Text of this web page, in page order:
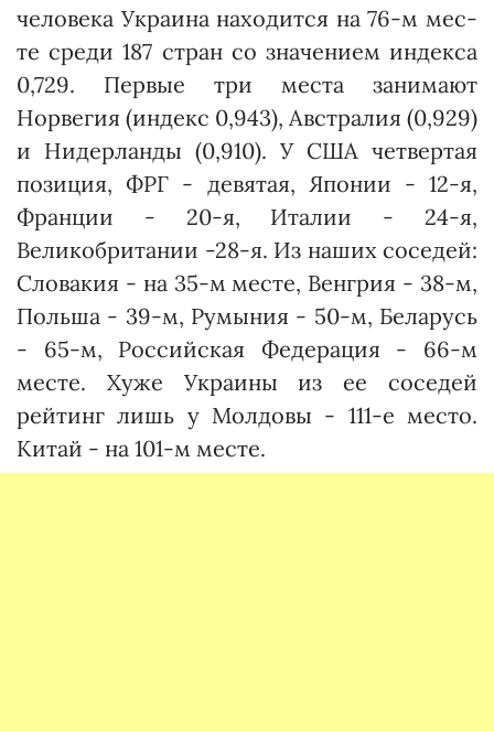
человека Украина находится на 76-м мес­
те среди 187 стран со значением индекса
0,729. Первые три места занимают
Норвегия (индекс 0,943), Австралия (0,929)
и Нидерланды (0,910). У США четвертая
позиция, ФРГ - девятая, Японии - 12-я,
Франции - 20-я, Италии - 24-я,
Великобритании -28-я. Из наших соседей:
Словакия - на 35-м месте, Венгрия - 38-м,
Польша - 39-м, Румыния - 50-м, Беларусь
- 65-м, Российская Федерация - 66-м
месте. Хуже Украины из ее соседей
рейтинг лишь у Молдовы - 111-е место.
Китай - на 101-м месте.